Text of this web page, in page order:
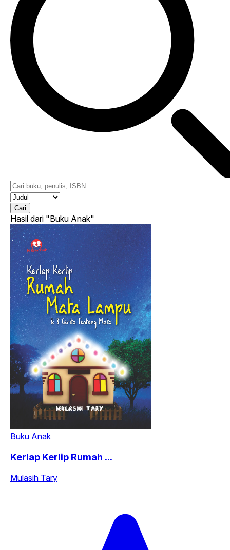
Cari
Hasil dari "Buku Anak"
Buku Anak
Kerlap Kerlip Rumah ...
Mulasih Tary